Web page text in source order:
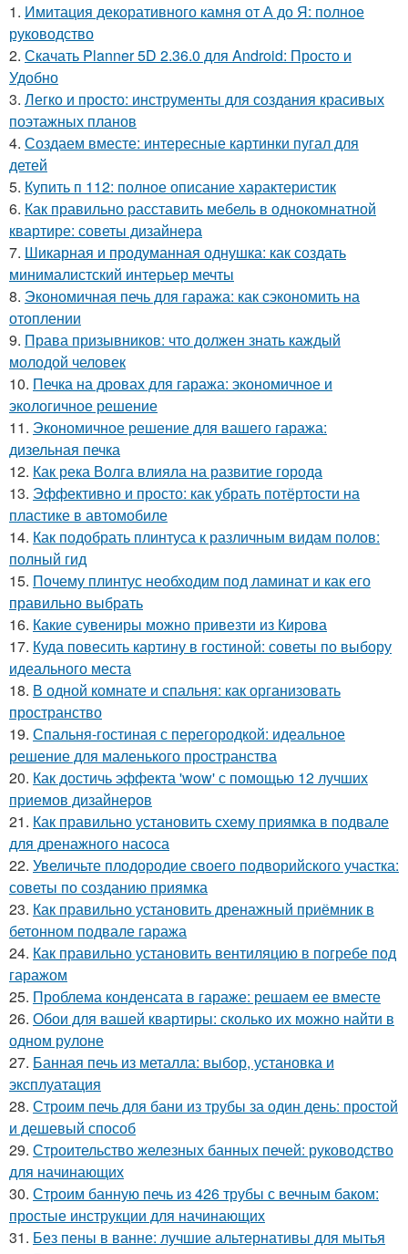
1. Имитация декоративного камня от А до Я: полное
руководство
2. Скачать Planner 5D 2.36.0 для Android: Просто и
Удобно
3. Легко и просто: инструменты для создания красивых
поэтажных планов
4. Создаем вместе: интересные картинки пугал для
детей
5. Купить п 112: полное описание характеристик
6. Как правильно расставить мебель в однокомнатной
квартире: советы дизайнера
7. Шикарная и продуманная однушка: как создать
минималистский интерьер мечты
8. Экономичная печь для гаража: как сэкономить на
отоплении
9. Права призывников: что должен знать каждый
молодой человек
10. Печка на дровах для гаража: экономичное и
экологичное решение
11. Экономичное решение для вашего гаража:
дизельная печка
12. Как река Волга влияла на развитие города
13. Эффективно и просто: как убрать потёртости на
пластике в автомобиле
14. Как подобрать плинтуса к различным видам полов:
полный гид
15. Почему плинтус необходим под ламинат и как его
правильно выбрать
16. Какие сувениры можно привезти из Кирова
17. Куда повесить картину в гостиной: советы по выбору
идеального места
18. В одной комнате и спальня: как организовать
пространство
19. Спальня-гостиная с перегородкой: идеальное
решение для маленького пространства
20. Как достичь эффекта 'wow' с помощью 12 лучших
приемов дизайнеров
21. Как правильно установить схему приямка в подвале
для дренажного насоса
22. Увеличьте плодородие своего подворийского участка:
советы по созданию приямка
23. Как правильно установить дренажный приёмник в
бетонном подвале гаража
24. Как правильно установить вентиляцию в погребе под
гаражом
25. Проблема конденсата в гараже: решаем ее вместе
26. Обои для вашей квартиры: сколько их можно найти в
одном рулоне
27. Банная печь из металла: выбор, установка и
эксплуатация
28. Строим печь для бани из трубы за один день: простой
и дешевый способ
29. Строительство железных банных печей: руководство
для начинающих
30. Строим банную печь из 426 трубы с вечным баком:
простые инструкции для начинающих
31. Без пены в ванне: лучшие альтернативы для мытья